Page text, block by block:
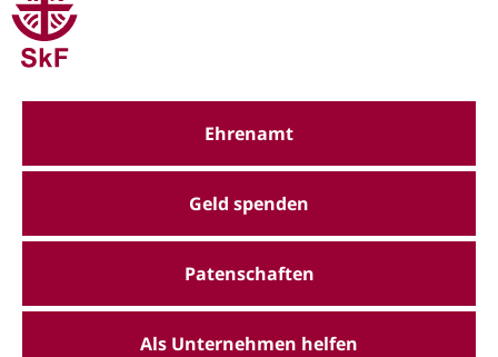
Ehrenamt
Geld spenden
Patenschaften
Als Unternehmen helfen